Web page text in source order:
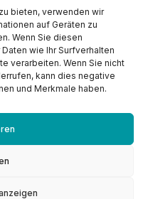
bieten, verwenden wir
auf Geräten zu
Wenn Sie diesen
wie Ihr Surfverhalten
verarbeiten. Wenn Sie nicht
kann dies negative
und Merkmale haben.